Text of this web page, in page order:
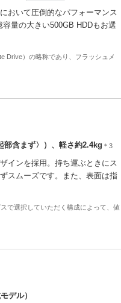
おいて圧倒的なパフォーマンス
量の大きい500GB HDDもお選
Drive）の略称であり、フラッシュメ
含まず〉）、軽さ約2.4kg ＊3
インを採用。持ち運ぶときにス
スムーズです。また、表面は指
で選択していただく構成によって、値
デル）